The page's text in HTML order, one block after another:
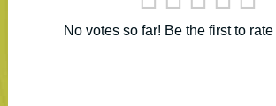
No votes so far! Be the first to